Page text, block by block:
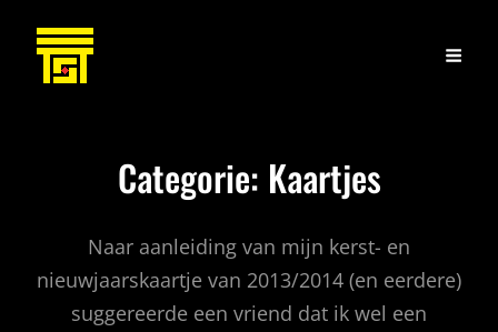
Categorie: Kaartjes
Naar aanleiding van mijn kerst- en
nieuwjaarskaartje van 2013/2014 (en eerdere)
suggereerde een vriend dat ik wel een